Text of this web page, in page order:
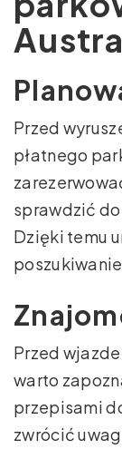
Przed
płatnego
sprawdzić
Dzięki temu
Przed
warto
przepisami
zwrócić